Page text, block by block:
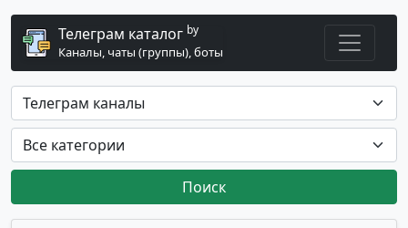
Телеграм каталог by
Каналы, чаты (группы), боты
Поиск